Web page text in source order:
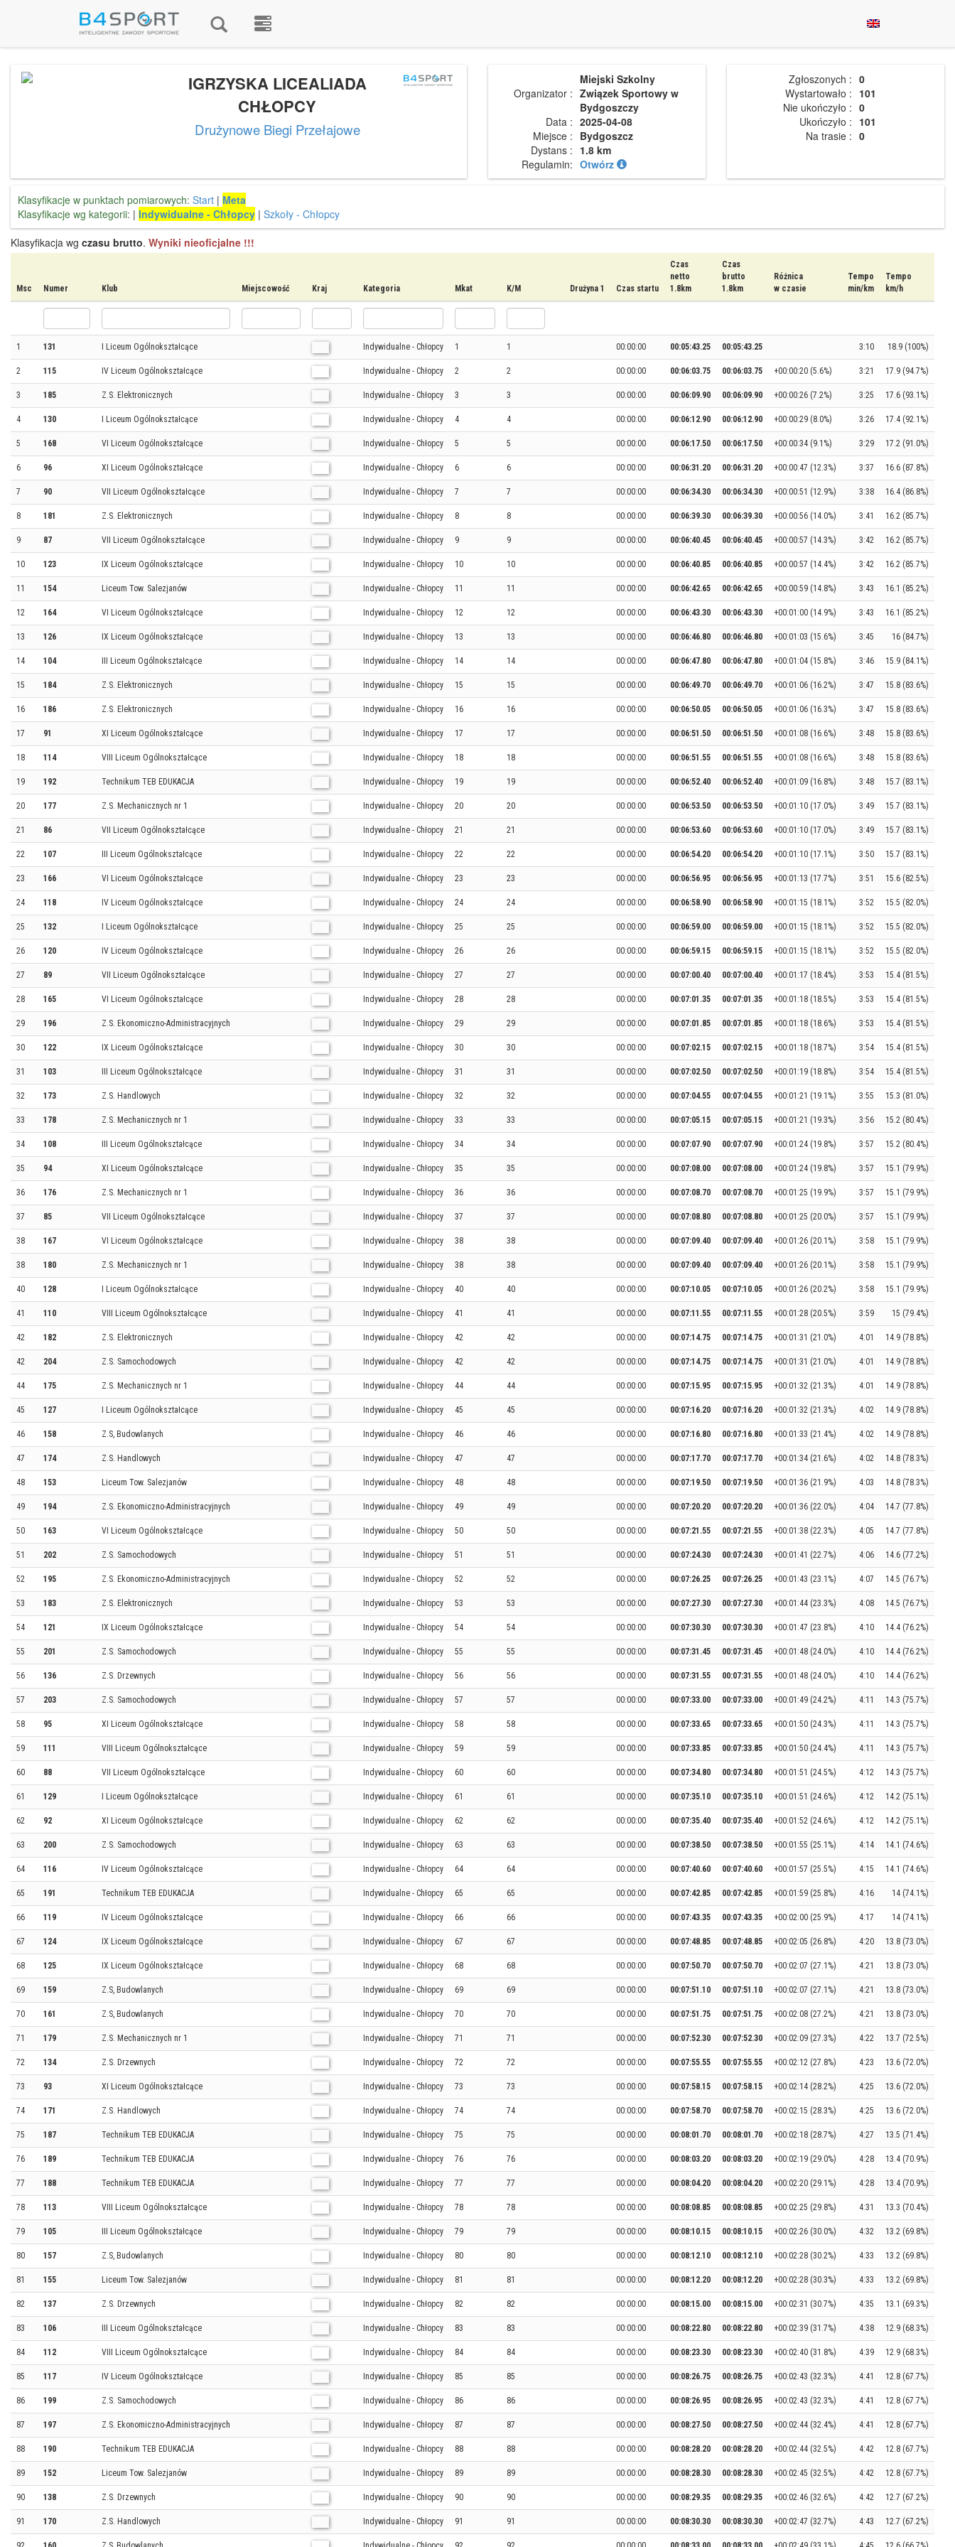
IGRZYSKA LICEALIADA
CHŁOPCY
Drużynowe Biegi Przełajowe
Organizator :
Miejski Szkolny
Związek Sportowy w
Bydgoszczy
Data : 2025-04-08
Miejsce : Bydgoszcz
Dystans : 1.8 km
Regulamin: Otwórz
Zgłoszonych : 0
Wystartowało : 101
Nie ukończyło : 0
Ukończyło : 101
Na trasie : 0
Klasyfikacje w punktach pomiarowych: Start | Meta
Klasyfikacje wg kategorii: | Indywidualne - Chłopcy | Szkoły - Chłopcy
Klasyfikacja wg czasu brutto. Wyniki nieoficjalne !!!
Msc Numer Klub Miejscowość Kraj Kategoria Mkat K/M Drużyna 1 Czas startu
Czas
netto
1.8km
Czas
brutto
1.8km
Różnica
w czasie
Tempo
min/km
Tempo
km/h
1 131 I Liceum Ogólnokształcące Indywidualne - Chłopcy 1 1 00:00:00 00:05:43.25 00:05:43.25 3:10 18.9 (100%)
2 115 IV Liceum Ogólnokształcące Indywidualne - Chłopcy 2 2 00:00:00 00:06:03.75 00:06:03.75 +00:00:20 (5.6%) 3:21 17.9 (94.7%)
3 185 Z.S. Elektronicznych Indywidualne - Chłopcy 3 3 00:00:00 00:06:09.90 00:06:09.90 +00:00:26 (7.2%) 3:25 17.6 (93.1%)
4 130 I Liceum Ogólnokształcące Indywidualne - Chłopcy 4 4 00:00:00 00:06:12.90 00:06:12.90 +00:00:29 (8.0%) 3:26 17.4 (92.1%)
5 168 VI Liceum Ogólnokształcące Indywidualne - Chłopcy 5 5 00:00:00 00:06:17.50 00:06:17.50 +00:00:34 (9.1%) 3:29 17.2 (91.0%)
6 96 XI Liceum Ogólnokształcące Indywidualne - Chłopcy 6 6 00:00:00 00:06:31.20 00:06:31.20 +00:00:47 (12.3%) 3:37 16.6 (87.8%)
7 90 VII Liceum Ogólnokształcące Indywidualne - Chłopcy 7 7 00:00:00 00:06:34.30 00:06:34.30 +00:00:51 (12.9%) 3:38 16.4 (86.8%)
8 181 Z.S. Elektronicznych Indywidualne - Chłopcy 8 8 00:00:00 00:06:39.30 00:06:39.30 +00:00:56 (14.0%) 3:41 16.2 (85.7%)
9 87 VII Liceum Ogólnokształcące Indywidualne - Chłopcy 9 9 00:00:00 00:06:40.45 00:06:40.45 +00:00:57 (14.3%) 3:42 16.2 (85.7%)
10 123 IX Liceum Ogólnokształcące Indywidualne - Chłopcy 10 10 00:00:00 00:06:40.85 00:06:40.85 +00:00:57 (14.4%) 3:42 16.2 (85.7%)
11 154 Liceum Tow. Salezjanów Indywidualne - Chłopcy 11 11 00:00:00 00:06:42.65 00:06:42.65 +00:00:59 (14.8%) 3:43 16.1 (85.2%)
12 164 VI Liceum Ogólnokształcące Indywidualne - Chłopcy 12 12 00:00:00 00:06:43.30 00:06:43.30 +00:01:00 (14.9%) 3:43 16.1 (85.2%)
13 126 IX Liceum Ogólnokształcące Indywidualne - Chłopcy 13 13 00:00:00 00:06:46.80 00:06:46.80 +00:01:03 (15.6%) 3:45 16 (84.7%)
14 104 III Liceum Ogólnokształcące Indywidualne - Chłopcy 14 14 00:00:00 00:06:47.80 00:06:47.80 +00:01:04 (15.8%) 3:46 15.9 (84.1%)
15 184 Z.S. Elektronicznych Indywidualne - Chłopcy 15 15 00:00:00 00:06:49.70 00:06:49.70 +00:01:06 (16.2%) 3:47 15.8 (83.6%)
16 186 Z.S. Elektronicznych Indywidualne - Chłopcy 16 16 00:00:00 00:06:50.05 00:06:50.05 +00:01:06 (16.3%) 3:47 15.8 (83.6%)
17 91 XI Liceum Ogólnokształcące Indywidualne - Chłopcy 17 17 00:00:00 00:06:51.50 00:06:51.50 +00:01:08 (16.6%) 3:48 15.8 (83.6%)
18 114 VIII Liceum Ogólnokształcące Indywidualne - Chłopcy 18 18 00:00:00 00:06:51.55 00:06:51.55 +00:01:08 (16.6%) 3:48 15.8 (83.6%)
19 192 Technikum TEB EDUKACJA Indywidualne - Chłopcy 19 19 00:00:00 00:06:52.40 00:06:52.40 +00:01:09 (16.8%) 3:48 15.7 (83.1%)
20 177 Z.S. Mechanicznych nr 1 Indywidualne - Chłopcy 20 20 00:00:00 00:06:53.50 00:06:53.50 +00:01:10 (17.0%) 3:49 15.7 (83.1%)
21 86 VII Liceum Ogólnokształcące Indywidualne - Chłopcy 21 21 00:00:00 00:06:53.60 00:06:53.60 +00:01:10 (17.0%) 3:49 15.7 (83.1%)
22 107 III Liceum Ogólnokształcące Indywidualne - Chłopcy 22 22 00:00:00 00:06:54.20 00:06:54.20 +00:01:10 (17.1%) 3:50 15.7 (83.1%)
23 166 VI Liceum Ogólnokształcące Indywidualne - Chłopcy 23 23 00:00:00 00:06:56.95 00:06:56.95 +00:01:13 (17.7%) 3:51 15.6 (82.5%)
24 118 IV Liceum Ogólnokształcące Indywidualne - Chłopcy 24 24 00:00:00 00:06:58.90 00:06:58.90 +00:01:15 (18.1%) 3:52 15.5 (82.0%)
25 132 I Liceum Ogólnokształcące Indywidualne - Chłopcy 25 25 00:00:00 00:06:59.00 00:06:59.00 +00:01:15 (18.1%) 3:52 15.5 (82.0%)
26 120 IV Liceum Ogólnokształcące Indywidualne - Chłopcy 26 26 00:00:00 00:06:59.15 00:06:59.15 +00:01:15 (18.1%) 3:52 15.5 (82.0%)
27 89 VII Liceum Ogólnokształcące Indywidualne - Chłopcy 27 27 00:00:00 00:07:00.40 00:07:00.40 +00:01:17 (18.4%) 3:53 15.4 (81.5%)
28 165 VI Liceum Ogólnokształcące Indywidualne - Chłopcy 28 28 00:00:00 00:07:01.35 00:07:01.35 +00:01:18 (18.5%) 3:53 15.4 (81.5%)
29 196 Z.S. Ekonomiczno-Administracyjnych Indywidualne - Chłopcy 29 29 00:00:00 00:07:01.85 00:07:01.85 +00:01:18 (18.6%) 3:53 15.4 (81.5%)
30 122 IX Liceum Ogólnokształcące Indywidualne - Chłopcy 30 30 00:00:00 00:07:02.15 00:07:02.15 +00:01:18 (18.7%) 3:54 15.4 (81.5%)
31 103 III Liceum Ogólnokształcące Indywidualne - Chłopcy 31 31 00:00:00 00:07:02.50 00:07:02.50 +00:01:19 (18.8%) 3:54 15.4 (81.5%)
32 173 Z.S. Handlowych Indywidualne - Chłopcy 32 32 00:00:00 00:07:04.55 00:07:04.55 +00:01:21 (19.1%) 3:55 15.3 (81.0%)
33 178 Z.S. Mechanicznych nr 1 Indywidualne - Chłopcy 33 33 00:00:00 00:07:05.15 00:07:05.15 +00:01:21 (19.3%) 3:56 15.2 (80.4%)
34 108 III Liceum Ogólnokształcące Indywidualne - Chłopcy 34 34 00:00:00 00:07:07.90 00:07:07.90 +00:01:24 (19.8%) 3:57 15.2 (80.4%)
35 94 XI Liceum Ogólnokształcące Indywidualne - Chłopcy 35 35 00:00:00 00:07:08.00 00:07:08.00 +00:01:24 (19.8%) 3:57 15.1 (79.9%)
36 176 Z.S. Mechanicznych nr 1 Indywidualne - Chłopcy 36 36 00:00:00 00:07:08.70 00:07:08.70 +00:01:25 (19.9%) 3:57 15.1 (79.9%)
37 85 VII Liceum Ogólnokształcące Indywidualne - Chłopcy 37 37 00:00:00 00:07:08.80 00:07:08.80 +00:01:25 (20.0%) 3:57 15.1 (79.9%)
38 167 VI Liceum Ogólnokształcące Indywidualne - Chłopcy 38 38 00:00:00 00:07:09.40 00:07:09.40 +00:01:26 (20.1%) 3:58 15.1 (79.9%)
38 180 Z.S. Mechanicznych nr 1 Indywidualne - Chłopcy 38 38 00:00:00 00:07:09.40 00:07:09.40 +00:01:26 (20.1%) 3:58 15.1 (79.9%)
40 128 I Liceum Ogólnokształcące Indywidualne - Chłopcy 40 40 00:00:00 00:07:10.05 00:07:10.05 +00:01:26 (20.2%) 3:58 15.1 (79.9%)
41 110 VIII Liceum Ogólnokształcące Indywidualne - Chłopcy 41 41 00:00:00 00:07:11.55 00:07:11.55 +00:01:28 (20.5%) 3:59 15 (79.4%)
42 182 Z.S. Elektronicznych Indywidualne - Chłopcy 42 42 00:00:00 00:07:14.75 00:07:14.75 +00:01:31 (21.0%) 4:01 14.9 (78.8%)
42 204 Z.S. Samochodowych Indywidualne - Chłopcy 42 42 00:00:00 00:07:14.75 00:07:14.75 +00:01:31 (21.0%) 4:01 14.9 (78.8%)
44 175 Z.S. Mechanicznych nr 1 Indywidualne - Chłopcy 44 44 00:00:00 00:07:15.95 00:07:15.95 +00:01:32 (21.3%) 4:01 14.9 (78.8%)
45 127 I Liceum Ogólnokształcące Indywidualne - Chłopcy 45 45 00:00:00 00:07:16.20 00:07:16.20 +00:01:32 (21.3%) 4:02 14.9 (78.8%)
46 158 Z.S, Budowlanych Indywidualne - Chłopcy 46 46 00:00:00 00:07:16.80 00:07:16.80 +00:01:33 (21.4%) 4:02 14.9 (78.8%)
47 174 Z.S. Handlowych Indywidualne - Chłopcy 47 47 00:00:00 00:07:17.70 00:07:17.70 +00:01:34 (21.6%) 4:02 14.8 (78.3%)
48 153 Liceum Tow. Salezjanów Indywidualne - Chłopcy 48 48 00:00:00 00:07:19.50 00:07:19.50 +00:01:36 (21.9%) 4:03 14.8 (78.3%)
49 194 Z.S. Ekonomiczno-Administracyjnych Indywidualne - Chłopcy 49 49 00:00:00 00:07:20.20 00:07:20.20 +00:01:36 (22.0%) 4:04 14.7 (77.8%)
50 163 VI Liceum Ogólnokształcące Indywidualne - Chłopcy 50 50 00:00:00 00:07:21.55 00:07:21.55 +00:01:38 (22.3%) 4:05 14.7 (77.8%)
51 202 Z.S. Samochodowych Indywidualne - Chłopcy 51 51 00:00:00 00:07:24.30 00:07:24.30 +00:01:41 (22.7%) 4:06 14.6 (77.2%)
52 195 Z.S. Ekonomiczno-Administracyjnych Indywidualne - Chłopcy 52 52 00:00:00 00:07:26.25 00:07:26.25 +00:01:43 (23.1%) 4:07 14.5 (76.7%)
53 183 Z.S. Elektronicznych Indywidualne - Chłopcy 53 53 00:00:00 00:07:27.30 00:07:27.30 +00:01:44 (23.3%) 4:08 14.5 (76.7%)
54 121 IX Liceum Ogólnokształcące Indywidualne - Chłopcy 54 54 00:00:00 00:07:30.30 00:07:30.30 +00:01:47 (23.8%) 4:10 14.4 (76.2%)
55 201 Z.S. Samochodowych Indywidualne - Chłopcy 55 55 00:00:00 00:07:31.45 00:07:31.45 +00:01:48 (24.0%) 4:10 14.4 (76.2%)
56 136 Z.S. Drzewnych Indywidualne - Chłopcy 56 56 00:00:00 00:07:31.55 00:07:31.55 +00:01:48 (24.0%) 4:10 14.4 (76.2%)
57 203 Z.S. Samochodowych Indywidualne - Chłopcy 57 57 00:00:00 00:07:33.00 00:07:33.00 +00:01:49 (24.2%) 4:11 14.3 (75.7%)
58 95 XI Liceum Ogólnokształcące Indywidualne - Chłopcy 58 58 00:00:00 00:07:33.65 00:07:33.65 +00:01:50 (24.3%) 4:11 14.3 (75.7%)
59 111 VIII Liceum Ogólnokształcące Indywidualne - Chłopcy 59 59 00:00:00 00:07:33.85 00:07:33.85 +00:01:50 (24.4%) 4:11 14.3 (75.7%)
60 88 VII Liceum Ogólnokształcące Indywidualne - Chłopcy 60 60 00:00:00 00:07:34.80 00:07:34.80 +00:01:51 (24.5%) 4:12 14.3 (75.7%)
61 129 I Liceum Ogólnokształcące Indywidualne - Chłopcy 61 61 00:00:00 00:07:35.10 00:07:35.10 +00:01:51 (24.6%) 4:12 14.2 (75.1%)
62 92 XI Liceum Ogólnokształcące Indywidualne - Chłopcy 62 62 00:00:00 00:07:35.40 00:07:35.40 +00:01:52 (24.6%) 4:12 14.2 (75.1%)
63 200 Z.S. Samochodowych Indywidualne - Chłopcy 63 63 00:00:00 00:07:38.50 00:07:38.50 +00:01:55 (25.1%) 4:14 14.1 (74.6%)
64 116 IV Liceum Ogólnokształcące Indywidualne - Chłopcy 64 64 00:00:00 00:07:40.60 00:07:40.60 +00:01:57 (25.5%) 4:15 14.1 (74.6%)
65 191 Technikum TEB EDUKACJA Indywidualne - Chłopcy 65 65 00:00:00 00:07:42.85 00:07:42.85 +00:01:59 (25.8%) 4:16 14 (74.1%)
66 119 IV Liceum Ogólnokształcące Indywidualne - Chłopcy 66 66 00:00:00 00:07:43.35 00:07:43.35 +00:02:00 (25.9%) 4:17 14 (74.1%)
67 124 IX Liceum Ogólnokształcące Indywidualne - Chłopcy 67 67 00:00:00 00:07:48.85 00:07:48.85 +00:02:05 (26.8%) 4:20 13.8 (73.0%)
68 125 IX Liceum Ogólnokształcące Indywidualne - Chłopcy 68 68 00:00:00 00:07:50.70 00:07:50.70 +00:02:07 (27.1%) 4:21 13.8 (73.0%)
69 159 Z.S, Budowlanych Indywidualne - Chłopcy 69 69 00:00:00 00:07:51.10 00:07:51.10 +00:02:07 (27.1%) 4:21 13.8 (73.0%)
70 161 Z.S, Budowlanych Indywidualne - Chłopcy 70 70 00:00:00 00:07:51.75 00:07:51.75 +00:02:08 (27.2%) 4:21 13.8 (73.0%)
71 179 Z.S. Mechanicznych nr 1 Indywidualne - Chłopcy 71 71 00:00:00 00:07:52.30 00:07:52.30 +00:02:09 (27.3%) 4:22 13.7 (72.5%)
72 134 Z.S. Drzewnych Indywidualne - Chłopcy 72 72 00:00:00 00:07:55.55 00:07:55.55 +00:02:12 (27.8%) 4:23 13.6 (72.0%)
73 93 XI Liceum Ogólnokształcące Indywidualne - Chłopcy 73 73 00:00:00 00:07:58.15 00:07:58.15 +00:02:14 (28.2%) 4:25 13.6 (72.0%)
74 171 Z.S. Handlowych Indywidualne - Chłopcy 74 74 00:00:00 00:07:58.70 00:07:58.70 +00:02:15 (28.3%) 4:25 13.6 (72.0%)
75 187 Technikum TEB EDUKACJA Indywidualne - Chłopcy 75 75 00:00:00 00:08:01.70 00:08:01.70 +00:02:18 (28.7%) 4:27 13.5 (71.4%)
76 189 Technikum TEB EDUKACJA Indywidualne - Chłopcy 76 76 00:00:00 00:08:03.20 00:08:03.20 +00:02:19 (29.0%) 4:28 13.4 (70.9%)
77 188 Technikum TEB EDUKACJA Indywidualne - Chłopcy 77 77 00:00:00 00:08:04.20 00:08:04.20 +00:02:20 (29.1%) 4:28 13.4 (70.9%)
78 113 VIII Liceum Ogólnokształcące Indywidualne - Chłopcy 78 78 00:00:00 00:08:08.85 00:08:08.85 +00:02:25 (29.8%) 4:31 13.3 (70.4%)
79 105 III Liceum Ogólnokształcące Indywidualne - Chłopcy 79 79 00:00:00 00:08:10.15 00:08:10.15 +00:02:26 (30.0%) 4:32 13.2 (69.8%)
80 157 Z.S, Budowlanych Indywidualne - Chłopcy 80 80 00:00:00 00:08:12.10 00:08:12.10 +00:02:28 (30.2%) 4:33 13.2 (69.8%)
81 155 Liceum Tow. Salezjanów Indywidualne - Chłopcy 81 81 00:00:00 00:08:12.20 00:08:12.20 +00:02:28 (30.3%) 4:33 13.2 (69.8%)
82 137 Z.S. Drzewnych Indywidualne - Chłopcy 82 82 00:00:00 00:08:15.00 00:08:15.00 +00:02:31 (30.7%) 4:35 13.1 (69.3%)
83 106 III Liceum Ogólnokształcące Indywidualne - Chłopcy 83 83 00:00:00 00:08:22.80 00:08:22.80 +00:02:39 (31.7%) 4:38 12.9 (68.3%)
84 112 VIII Liceum Ogólnokształcące Indywidualne - Chłopcy 84 84 00:00:00 00:08:23.30 00:08:23.30 +00:02:40 (31.8%) 4:39 12.9 (68.3%)
85 117 IV Liceum Ogólnokształcące Indywidualne - Chłopcy 85 85 00:00:00 00:08:26.75 00:08:26.75 +00:02:43 (32.3%) 4:41 12.8 (67.7%)
86 199 Z.S. Samochodowych Indywidualne - Chłopcy 86 86 00:00:00 00:08:26.95 00:08:26.95 +00:02:43 (32.3%) 4:41 12.8 (67.7%)
87 197 Z.S. Ekonomiczno-Administracyjnych Indywidualne - Chłopcy 87 87 00:00:00 00:08:27.50 00:08:27.50 +00:02:44 (32.4%) 4:41 12.8 (67.7%)
88 190 Technikum TEB EDUKACJA Indywidualne - Chłopcy 88 88 00:00:00 00:08:28.20 00:08:28.20 +00:02:44 (32.5%) 4:42 12.8 (67.7%)
89 152 Liceum Tow. Salezjanów Indywidualne - Chłopcy 89 89 00:00:00 00:08:28.30 00:08:28.30 +00:02:45 (32.5%) 4:42 12.8 (67.7%)
90 138 Z.S. Drzewnych Indywidualne - Chłopcy 90 90 00:00:00 00:08:29.35 00:08:29.35 +00:02:46 (32.6%) 4:42 12.7 (67.2%)
91 170 Z.S. Handlowych Indywidualne - Chłopcy 91 91 00:00:00 00:08:30.30 00:08:30.30 +00:02:47 (32.7%) 4:43 12.7 (67.2%)